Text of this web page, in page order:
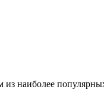
наиболее